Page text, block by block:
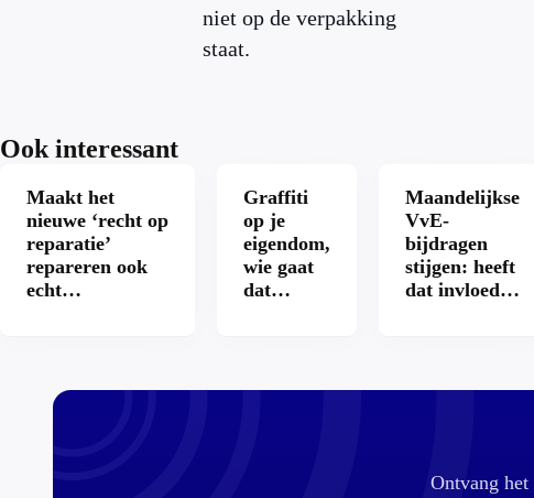
niet op de verpakking
staat.
Ook interessant
Maakt het
nieuwe ‘recht op
reparatie’
repareren ook
echt
Graffiti
op je
eigendom,
wie gaat
dat
Maandelijkse
VvE-
bijdragen
stijgen: heeft
dat invloed
Ontvang